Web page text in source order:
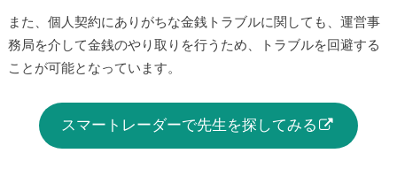
また、個人契約にありがちな金銭トラブルに関しても、運営事
務局を介して金銭のやり取りを行うため、トラブルを回避する
ことが可能となっています。
スマートレーダーで先生を探してみる